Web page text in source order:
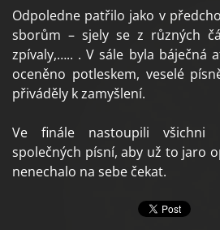
Odpoledne patřilo jako v
sborům – sjely se z různých
zpívaly,….. . V sále byla báječná
oceněno potleskem, veselé
přiváděly k zamyšlení.
Ve finále nastoupili všichni
společných písní, aby už to jaro
nenechalo na sebe čekat.